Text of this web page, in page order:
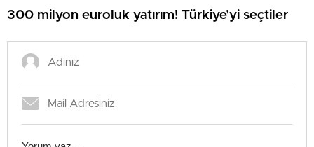
300 milyon euroluk yatırım! Türkiye’yi seçtiler